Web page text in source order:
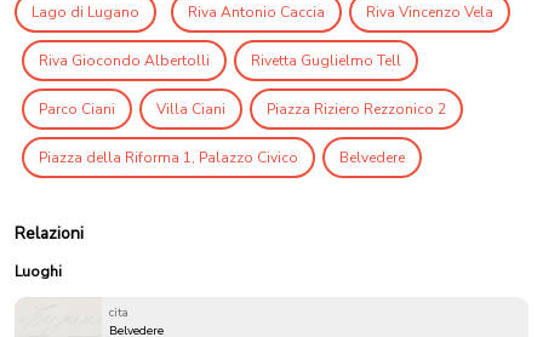
Lago di Lugano Riva Antonio Caccia Riva Vincenzo Vela
Riva Giocondo Albertolli Rivetta Guglielmo Tell
Parco Ciani Villa Ciani Piazza Riziero Rezzonico 2
Piazza della Riforma 1, Palazzo Civico Belvedere
Relazioni
Luoghi
cita
Belvedere